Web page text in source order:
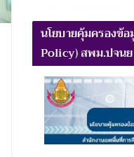
นโยบายคุ้มครองข้
Policy) สพม.ปจนย